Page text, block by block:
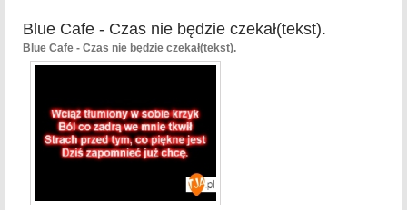
Blue Cafe - Czas nie będzie czekał(tekst).
Blue Cafe - Czas nie będzie czekał(tekst).